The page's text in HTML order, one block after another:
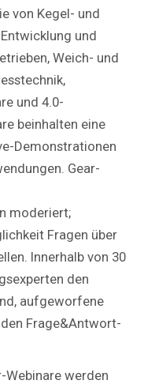
von Kegel- und
und
Weich- und
und 4.0-
beinhalten eine
Demonstrationen
Gear-
moderiert;
Fragen über
Innerhalb von 30
den
aufgeworfene
Frage&Antwort-
Webinare werden